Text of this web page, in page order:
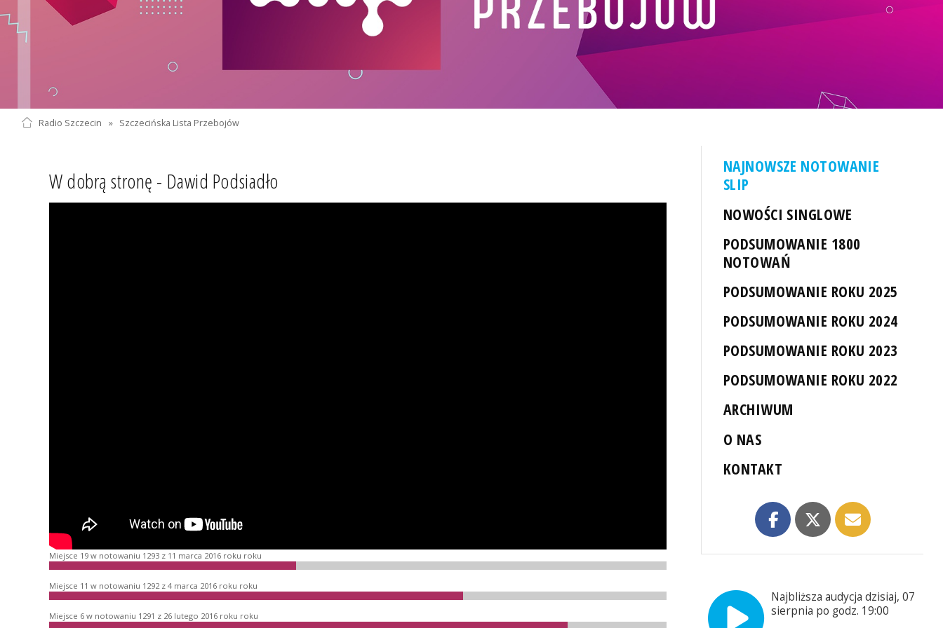
Radio Szczecin » Szczecińska Lista Przebojów
W dobrą stronę - Dawid Podsiadło
Miejsce 19 w notowaniu 1293 z 11 marca 2016 roku roku
Miejsce 11 w notowaniu 1292 z 4 marca 2016 roku roku
Miejsce 6 w notowaniu 1291 z 26 lutego 2016 roku roku
NAJNOWSZE NOTOWANIE
SLIP
NOWOŚCI SINGLOWE
PODSUMOWANIE 1800
NOTOWAŃ
PODSUMOWANIE ROKU 2025
PODSUMOWANIE ROKU 2024
PODSUMOWANIE ROKU 2023
PODSUMOWANIE ROKU 2022
ARCHIWUM
O NAS
KONTAKT
Najbliższa audycja dzisiaj, 07
sierpnia po godz. 19:00